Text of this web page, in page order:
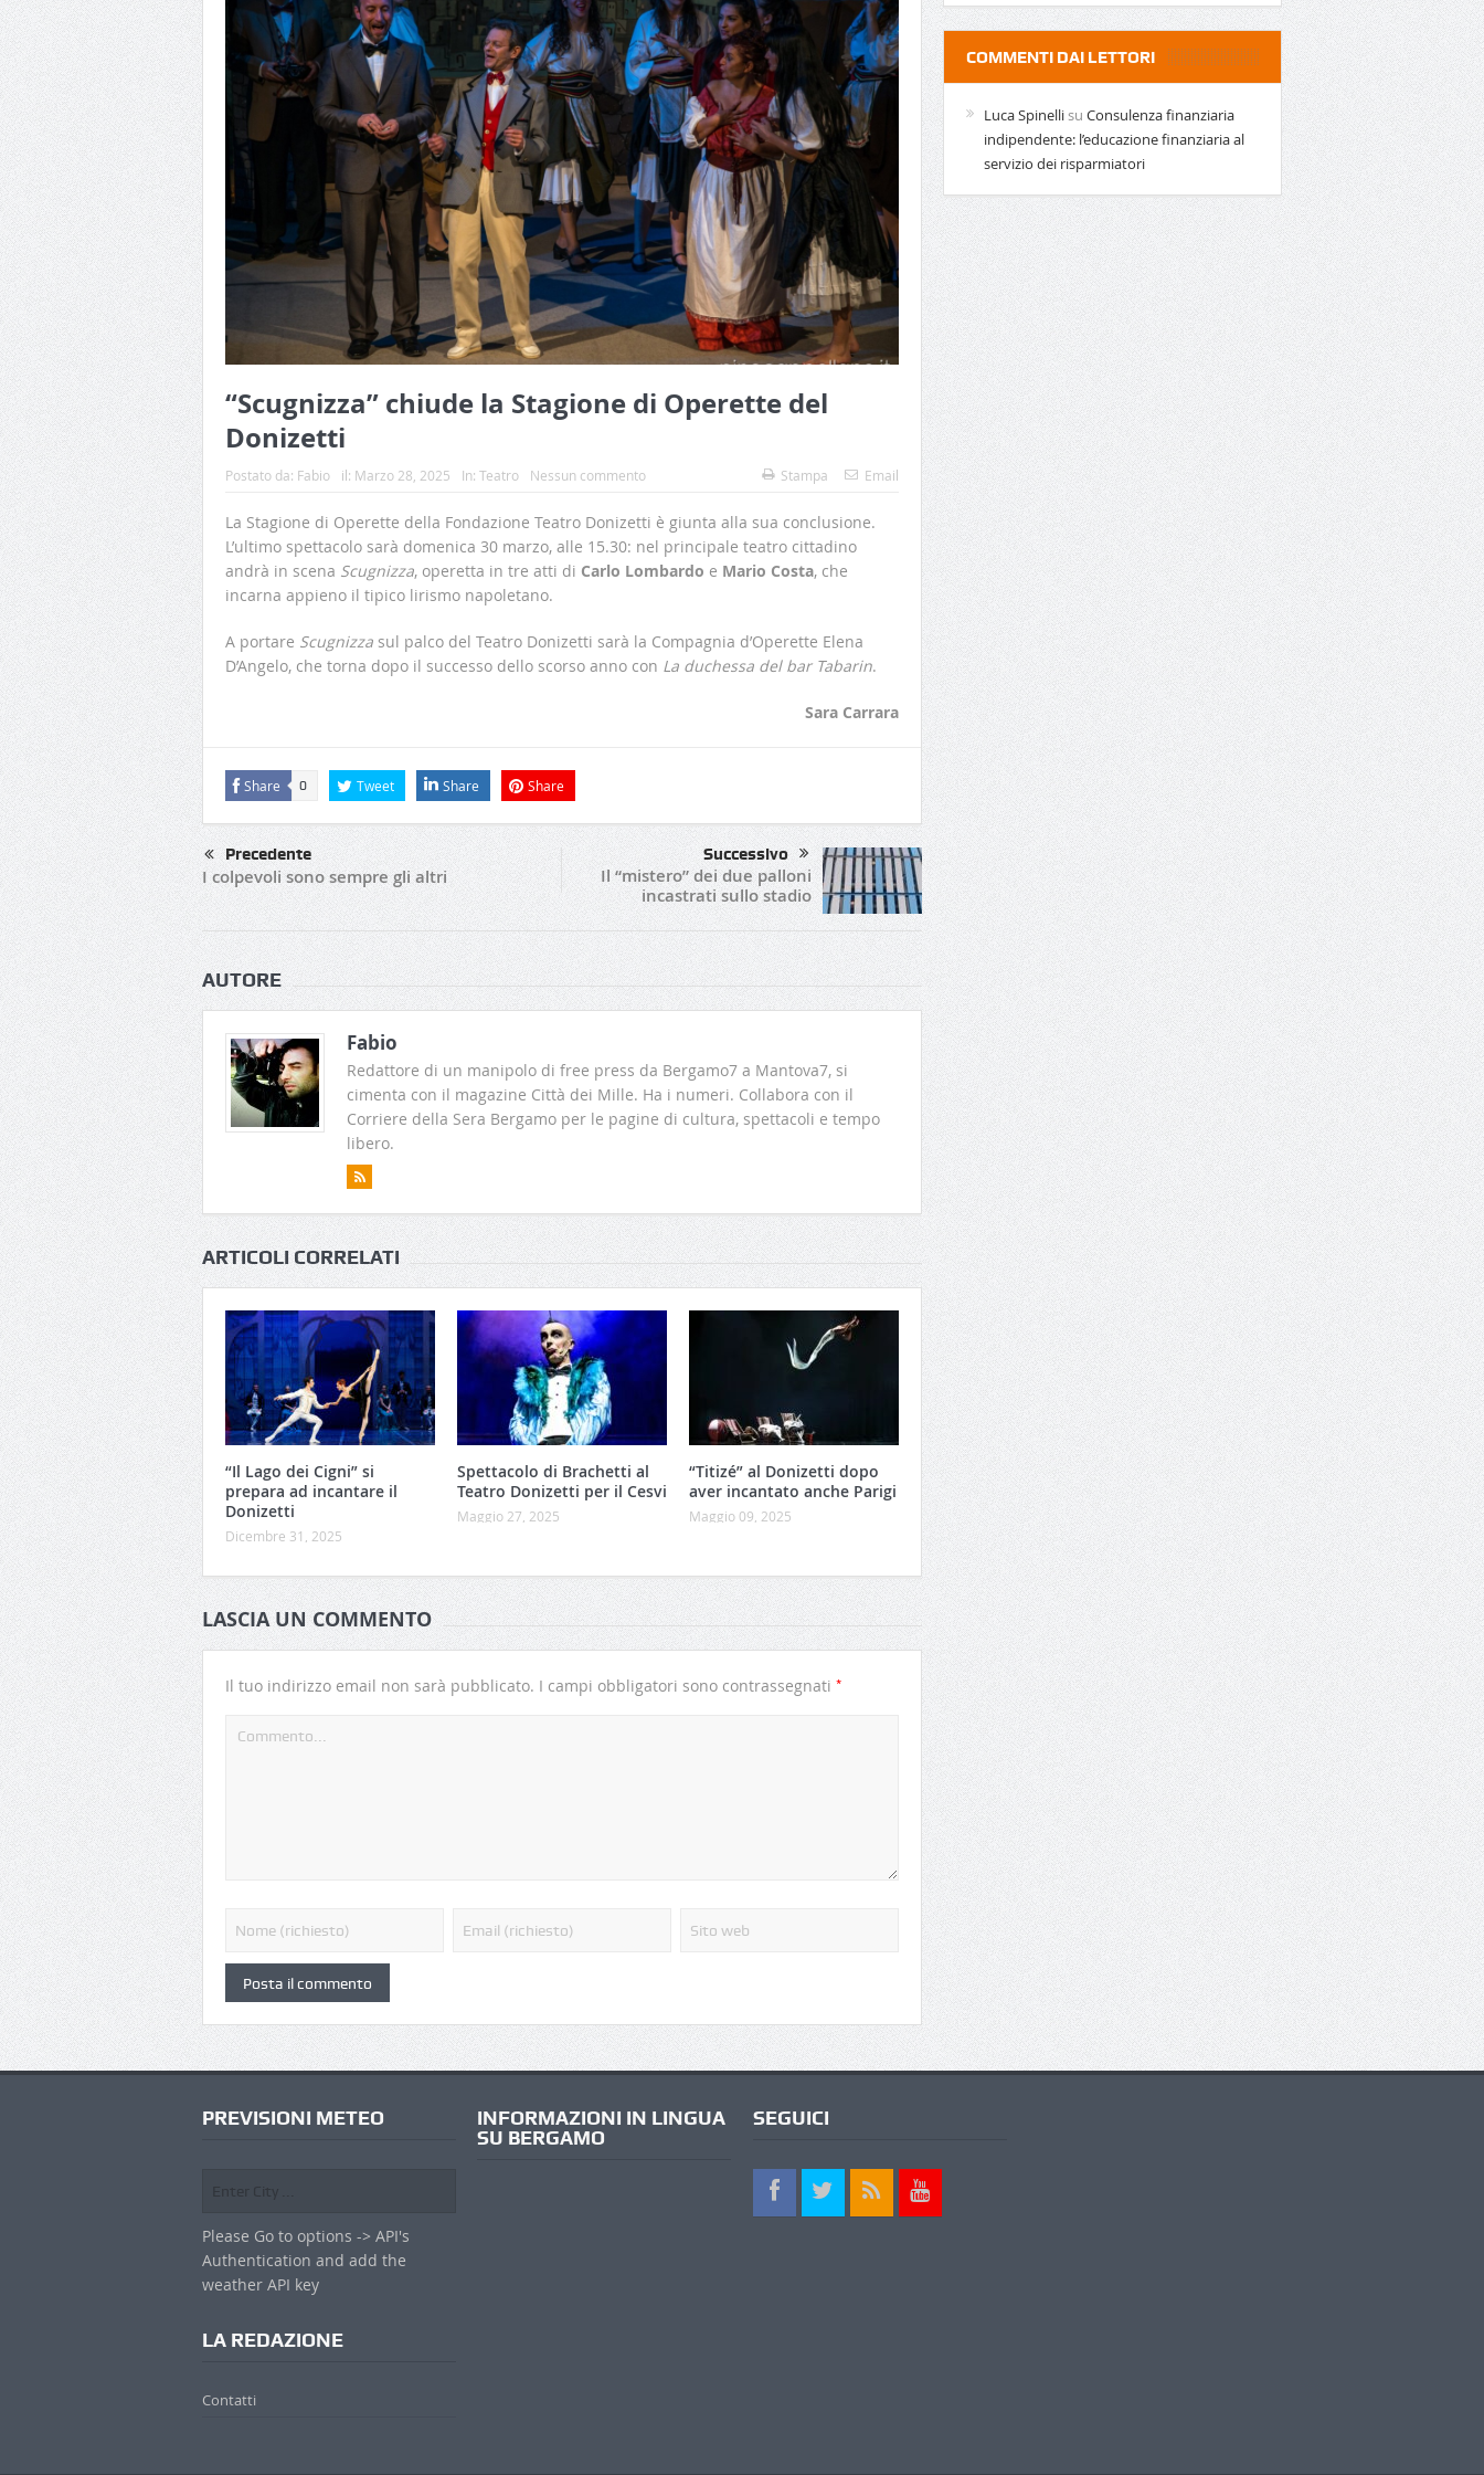
“Scugnizza” chiude la Stagione di Operette del
Donizetti
Postato da: Fabio il: Marzo 28, 2025 In: Teatro Nessun commento Stampa Email
La Stagione di Operette della Fondazione Teatro Donizetti è giunta alla sua conclusione.
L’ultimo spettacolo sarà domenica 30 marzo, alle 15.30: nel principale teatro cittadino
andrà in scena Scugnizza, operetta in tre atti di Carlo Lombardo e Mario Costa, che
incarna appieno il tipico lirismo napoletano.
A portare Scugnizza sul palco del Teatro Donizetti sarà la Compagnia d’Operette Elena
D’Angelo, che torna dopo il successo dello scorso anno con La duchessa del bar Tabarin.
Sara Carrara
Share 0 Tweet Share Share
Precedente
I colpevoli sono sempre gli altri
Successivo
Il “mistero” dei due palloni
incastrati sullo stadio
AUTORE
Fabio
Redattore di un manipolo di free press da Bergamo7 a Mantova7, si
cimenta con il magazine Città dei Mille. Ha i numeri. Collabora con il
Corriere della Sera Bergamo per le pagine di cultura, spettacoli e tempo
libero.
ARTICOLI CORRELATI
“Il Lago dei Cigni” si
prepara ad incantare il
Donizetti
Dicembre 31, 2025
Spettacolo di Brachetti al
Teatro Donizetti per il Cesvi
Maggio 27, 2025
“Titizé” al Donizetti dopo
aver incantato anche Parigi
Maggio 09, 2025
LASCIA UN COMMENTO
Il tuo indirizzo email non sarà pubblicato. I campi obbligatori sono contrassegnati *
COMMENTI DAI LETTORI
Luca Spinellisu Consulenza finanziaria
indipendente: l’educazione finanziaria al
servizio dei risparmiatori
PREVISIONI METEO
Please Go to options -> API's
Authentication and add the
weather API key
LA REDAZIONE
Contatti
INFORMAZIONI IN LINGUA
SU BERGAMO
SEGUICI